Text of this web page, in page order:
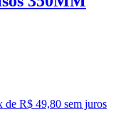
de R$ 49,80 sem juros